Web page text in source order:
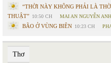
“THỜI NÀY KHÔNG PHẢI LÀ
THUẬT” 10:50 CH MAI AN NGUYỄN
BÃO Ở VÙNG BIÊN 10:23 CH
Thơ